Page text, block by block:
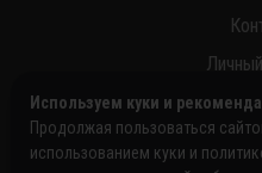
Используем куки и
Продолжая пользоваться
использованием куки и